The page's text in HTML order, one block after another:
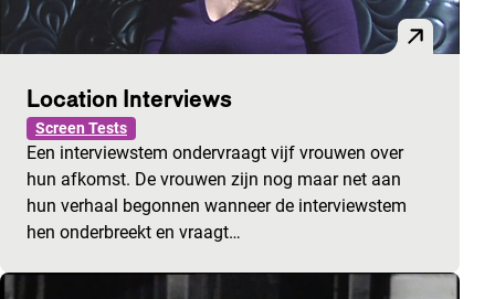
Location Interviews
Screen Tests
Een interviewstem ondervraagt vijf vrouwen over
hun afkomst. De vrouwen zijn nog maar net aan
hun verhaal begonnen wanneer de interviewstem
hen onderbreekt en vraagt…